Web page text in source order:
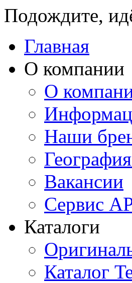
Подождите,
Главная
О компании
О
Наши
Вакансии
Сервис
Каталоги
Каталог